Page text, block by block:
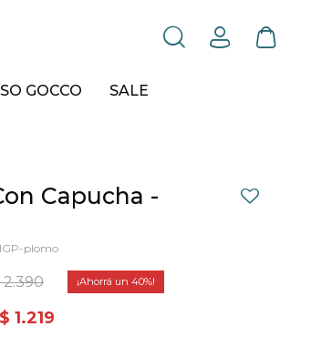
GOCCO SALE
Capucha -
plomo
2.390 40
1.219